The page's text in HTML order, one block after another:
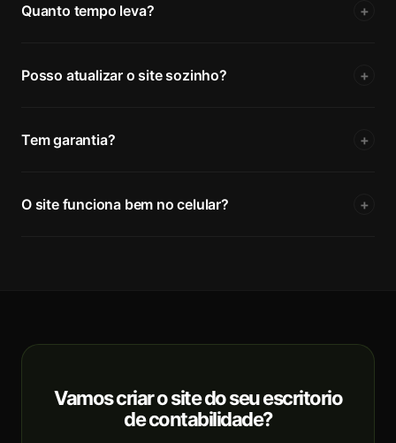
Quanto tempo leva? +
Posso atualizar o site sozinho? +
Tem garantia? +
O site funciona bem no celular? +
Vamos criar o site do seu escritorio
de contabilidade?